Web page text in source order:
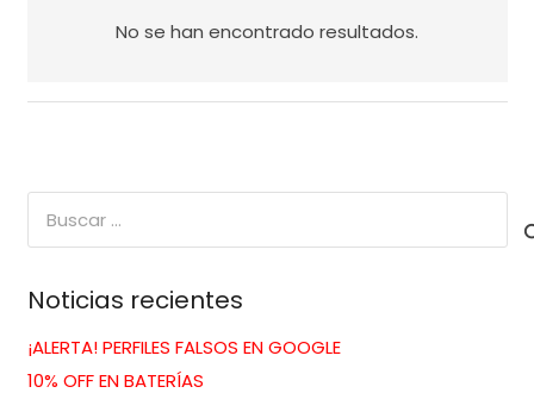
No se han encontrado resultados.
Noticias recientes
¡ALERTA! PERFILES FALSOS EN GOOGLE
10% OFF EN BATERÍAS